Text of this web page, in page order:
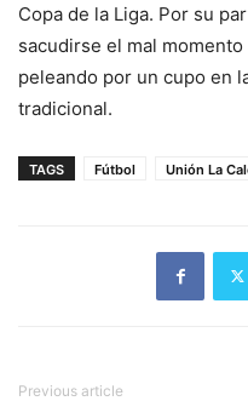
Copa de la Liga. Por su
sacudirse el mal
peleando por un cupo en
tradicional.
TAGS Fútbol Unión La
Previous article